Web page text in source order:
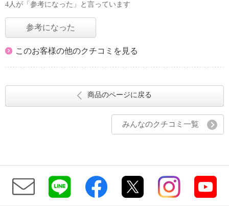
4人が「参考になった」と言っています
参考になった
このお客様の他のクチコミを見る
商品のページに戻る
みんなのクチコミ一覧